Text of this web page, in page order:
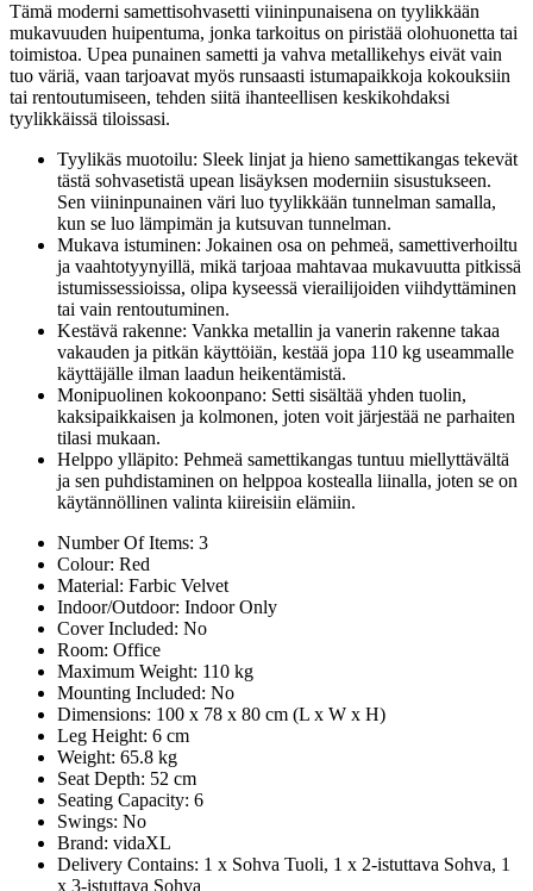
Tämä moderni samettisohvasetti viininpunaisena on tyylikkään
mukavuuden huipentuma, jonka tarkoitus on piristää olohuonetta tai
toimistoa. Upea punainen sametti ja vahva metallikehys eivät vain
tuo väriä, vaan tarjoavat myös runsaasti istumapaikkoja kokouksiin
tai rentoutumiseen, tehden siitä ihanteellisen keskikohdaksi
tyylikkäissä tiloissasi.
Tyylikäs muotoilu: Sleek linjat ja hieno samettikangas tekevät
tästä sohvasetistä upean lisäyksen moderniin sisustukseen.
Sen viininpunainen väri luo tyylikkään tunnelman samalla,
kun se luo lämpimän ja kutsuvan tunnelman.
Mukava istuminen: Jokainen osa on pehmeä, samettiverhoiltu
ja vaahtotyynyillä, mikä tarjoaa mahtavaa mukavuutta pitkissä
istumissessioissa, olipa kyseessä vierailijoiden viihdyttäminen
tai vain rentoutuminen.
Kestävä rakenne: Vankka metallin ja vanerin rakenne takaa
vakauden ja pitkän käyttöiän, kestää jopa 110 kg useammalle
käyttäjälle ilman laadun heikentämistä.
Monipuolinen kokoonpano: Setti sisältää yhden tuolin,
kaksipaikkaisen ja kolmonen, joten voit järjestää ne parhaiten
tilasi mukaan.
Helppo ylläpito: Pehmeä samettikangas tuntuu miellyttävältä
ja sen puhdistaminen on helppoa kostealla liinalla, joten se on
käytännöllinen valinta kiireisiin elämiin.
Number Of Items: 3
Colour: Red
Material: Farbic Velvet
Indoor/Outdoor: Indoor Only
Cover Included: No
Room: Office
Maximum Weight: 110 kg
Mounting Included: No
Dimensions: 100 x 78 x 80 cm (L x W x H)
Leg Height: 6 cm
Weight: 65.8 kg
Seat Depth: 52 cm
Seating Capacity: 6
Swings: No
Brand: vidaXL
Delivery Contains: 1 x Sohva Tuoli, 1 x 2-istuttava Sohva, 1
x 3-istuttava Sohva